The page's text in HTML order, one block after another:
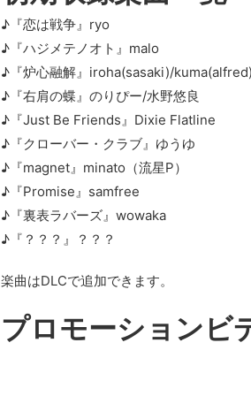
♪『恋は戦争』ryo
♪『ハジメテノオト』malo
♪『炉心融解』iroha(sasaki)/
♪『右肩の蝶』のりぴー/水野悠良
♪『Just Be Friends』Dixie Flatline
♪『クローバー・クラブ』ゆうゆ
♪『magnet』minato（流星P）
♪『Promise』samfree
♪『裏表ラバーズ』wowaka
♪『？？？』？？？
楽曲はDLCで追加できます。
プロモーションビ